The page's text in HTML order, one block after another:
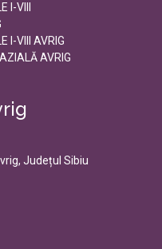
I-VIII
I-VIII AVRIG
AVRIG
Județul Sibiu